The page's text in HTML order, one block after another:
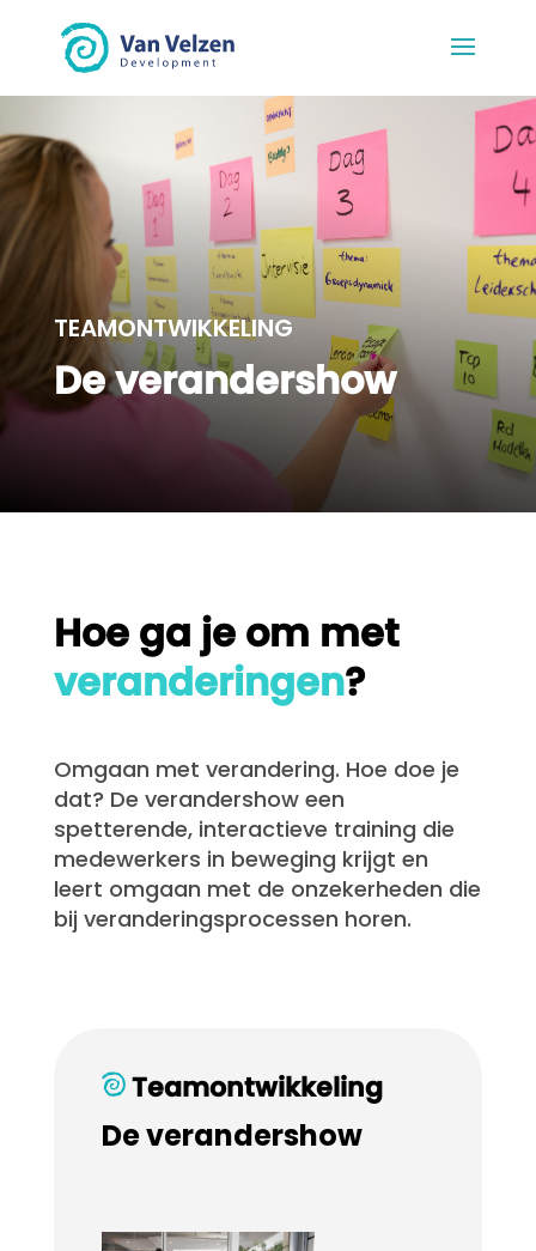
TEAMONTWIKKELING
De verandershow
Hoe ga je om met
veranderingen?
Omgaan met verandering. Hoe doe je
dat? De verandershow een
spetterende, interactieve training die
medewerkers in beweging krijgt en
leert omgaan met de onzekerheden die
bij veranderingsprocessen horen.
Teamontwikkeling
De verandershow